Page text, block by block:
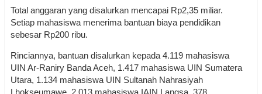
Total anggaran yang disalurkan mencapai Rp2,35 miliar.
Setiap mahasiswa menerima bantuan biaya pendidikan
sebesar Rp200 ribu.
Rinciannya, bantuan disalurkan kepada 4.119 mahasiswa
UIN Ar-Raniry Banda Aceh, 1.417 mahasiswa UIN Sumatera
Utara, 1.134 mahasiswa UIN Sultanah Nahrasiyah
Lhokseumawe, 2.013 mahasiswa IAIN Langsa, 378